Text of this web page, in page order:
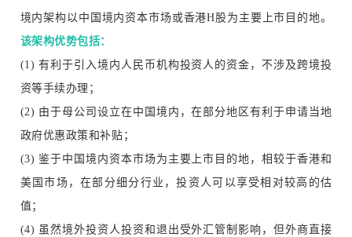
境内架构以中国境内资本市场或香港H股为主要上市目的地。
该架构优势包括：
(1) 有利于引入境内人民币机构投资人的资金，不涉及跨境投
资等手续办理；
(2) 由于母公司设立在中国境内，在部分地区有利于申请当地
政府优惠政策和补贴；
(3) 鉴于中国境内资本市场为主要上市目的地，相较于香港和
美国市场，在部分细分行业，投资人可以享受相对较高的估
值；
(4) 虽然境外投资人投资和退出受外汇管制影响，但外商直接